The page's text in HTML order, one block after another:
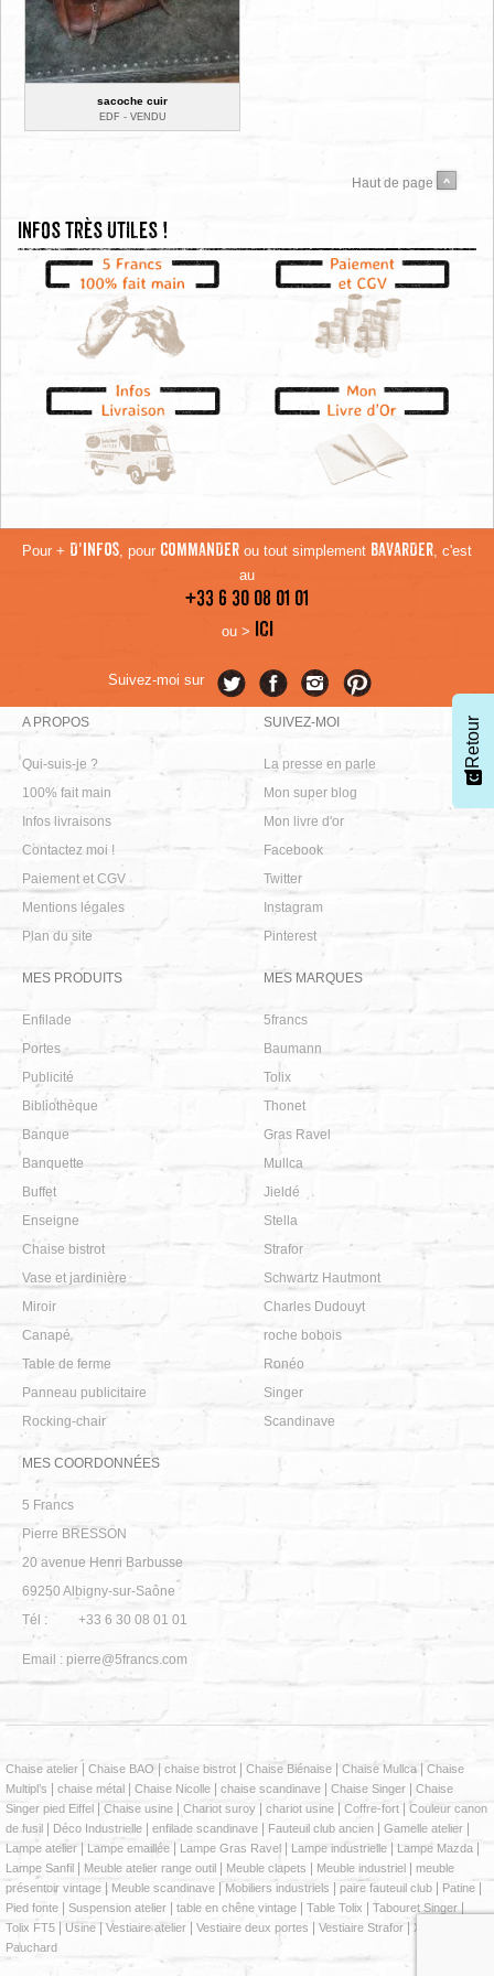
sacoche cuir
EDF - VENDU
Haut de page
Infos très utiles !
Pour + D'INFOS, pour COMMANDER ou tout simplement BAVARDER, c'est
au
+33 6 30 08 01 01
ou > ICI
Suivez-moi sur
A PROPOS
Qui-suis-je ?
100% fait main
Infos livraisons
Contactez moi !
Paiement et CGV
Mentions légales
Plan du site
SUIVEZ-MOI
La presse en parle
Mon super blog
Mon livre d'or
Facebook
Twitter
Instagram
Pinterest
MES PRODUITS
Enfilade
Portes
Publicité
Bibliothèque
Banque
Banquette
Buffet
Enseigne
Chaise bistrot
Vase et jardinière
Miroir
Canapé
Table de ferme
Panneau publicitaire
Rocking-chair
MES MARQUES
5francs
Baumann
Tolix
Thonet
Gras Ravel
Mullca
Jieldé
Stella
Strafor
Schwartz Hautmont
Charles Dudouyt
roche bobois
Ronéo
Singer
Scandinave
MES COORDONNÉES
5 Francs
Pierre BRESSON
20 avenue Henri Barbusse
69250 Albigny-sur-Saône
Tél :
+33 6 30 08 01 01
Email : pierre@5francs.com
Chaise atelier Chaise BAO chaise bistrot Chaise Biénaise Chaise Mullca
Chaise
Multipl’s
chaise métal Chaise Nicolle chaise scandinave Chaise Singer
Chaise
Singer pied Eiffel
Chaise usine Chariot suroy chariot usine Coffre-fort
Couleur canon
de fusil
Déco Industrielle enfilade scandinave Fauteuil club ancien Gamelle atelier
Lampe atelier Lampe emaillée Lampe Gras Ravel Lampe industrielle Lampe Mazda
Lampe Sanfil Meuble atelier range outil Meuble clapets Meuble industriel
meuble
présentoir vintage | Meuble scandinave Mobiliers industriels paire fauteuil club Patine
Pied fonte Suspension atelier table en chêne vintage Table Tolix Tabouret Singer
Tolix FT5 Usine Vestiaire atelier Vestiaire deux portes Vestiaire Strafor
Xavier
Pauchard
Retour
Nous évaluons votre expérience ?
Sélectionnez
une
option
de
1
à
5
Pas très bien Très bonne